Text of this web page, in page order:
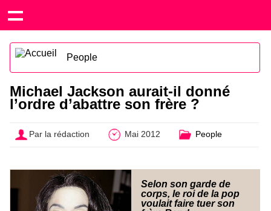
People
Michael Jackson aurait-il donné
l’ordre d’abattre son frère ?
Par la rédaction Mai 2012 People
Selon son garde de
corps, le roi de la pop
voulait faire tuer son